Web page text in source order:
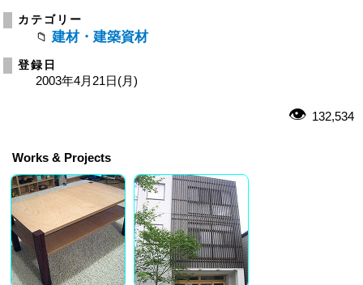
カテゴリー
建材・建築資材
登録日
2003年4月21日(月)
132,534
Works & Projects